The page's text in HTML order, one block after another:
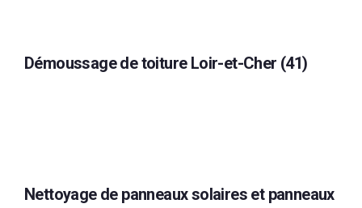
Démoussage de toiture Loir-et-Cher (41)
Nettoyage de panneaux solaires et panneaux